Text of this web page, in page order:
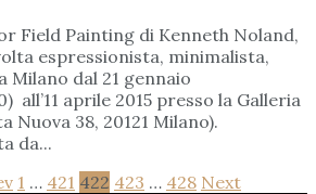
Field Painting di Kenneth Noland,
espressionista, minimalista,
dal 21 gennaio
all’11 aprile 2015 presso la Galleria
Nuova 38, 20121 Milano).
da...
1 … 421 422 423 … 428 Next